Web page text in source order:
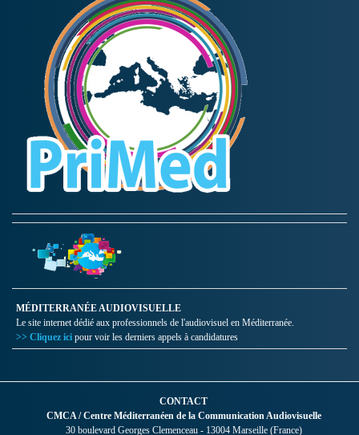
MÉDITERRANÉE AUDIOVISUELLE
Le site internet dédié aux professionnels de l'audiovisuel en Méditerranée.
>> Cliquez ici pour voir les derniers appels à candidatures
CONTACT
CMCA / Centre Méditerranéen de la Communication Audiovisuelle
30 boulevard Georges Clemenceau - 13004 Marseille (France)